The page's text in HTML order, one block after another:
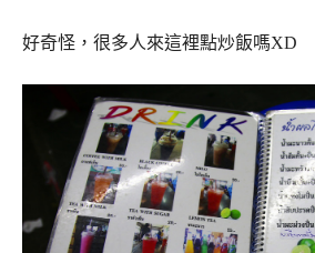
好奇怪，很多人來這裡點炒飯嗎XD